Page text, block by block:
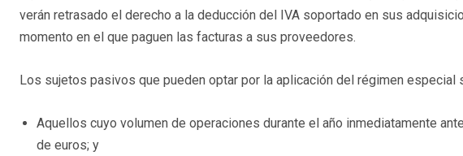
verán retrasado el derecho a la deducción del IVA soportado en sus
momento en el que paguen las facturas a sus proveedores.
Los sujetos pasivos que pueden optar por la aplicación del régimen especial
Aquellos cuyo volumen de operaciones durante el año inmediatamente
de euros; y